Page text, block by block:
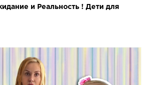
и Реальность ! Дети для